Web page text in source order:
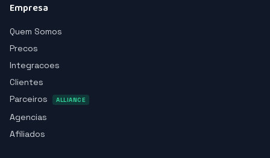
Empresa
Quem Somos
Precos
Integracoes
Clientes
Parceiros
ALLIANCE
Agencias
Afiliados